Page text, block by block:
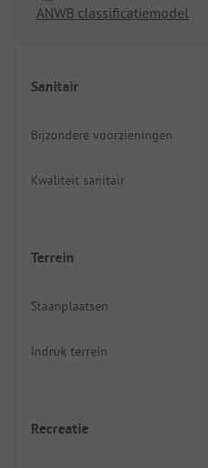
ANWB classificatiemodel
Sanitair
Bijzondere voorzieningen
Kwaliteit sanitair
Terrein
Staanplaatsen
Indruk terrein
Recreatie